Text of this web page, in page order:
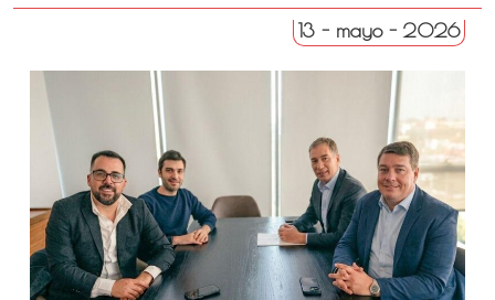
13 - mayo - 2026